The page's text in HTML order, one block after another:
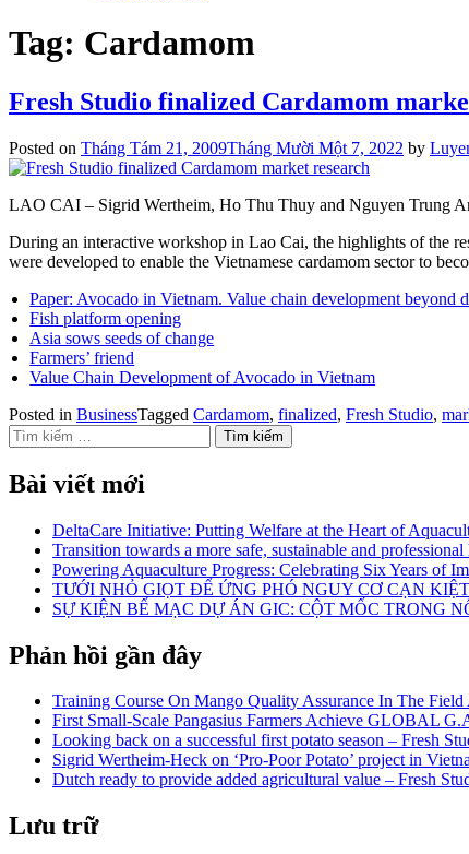
Tag: Cardamom
Fresh Studio finalized Cardamom
Posted on Tháng Tám 21, 2009Tháng Mười Một 7, 2022 by
LAO CAI – Sigrid Wertheim, Ho Thu Thuy and Nguyen Trung
During an interactive workshop in Lao Cai, the highlights of the
were developed to enable the Vietnamese cardamom sector to
Paper: Avocado in Vietnam. Value chain development beyond
Fish platform opening
Asia sows seeds of change
Farmers’ friend
Value Chain Development of Avocado in Vietnam
Posted in BusinessTagged Cardamom, finalized, Fresh Studio,
Tìm kiếm cho:
Bài viết mới
DeltaCare Initiative: Putting Welfare at the Heart of
Transition towards a more safe, sustainable and
Powering Aquaculture Progress: Celebrating Six Years of
TƯỚI NHỎ GIỌT ĐỂ ỨNG PHÓ NGUY CƠ CẠN
SỰ KIỆN BẾ MẠC DỰ ÁN GIC: CỘT MỐC TRONG
Phản hồi gần đây
Training Course On Mango Quality Assurance In The
First Small-Scale Pangasius Farmers Achieve GLOBAL
Looking back on a successful first potato season – Fresh
Sigrid Wertheim-Heck on ‘Pro-Poor Potato’ project in
Dutch ready to provide added agricultural value – Fresh
Lưu trữ